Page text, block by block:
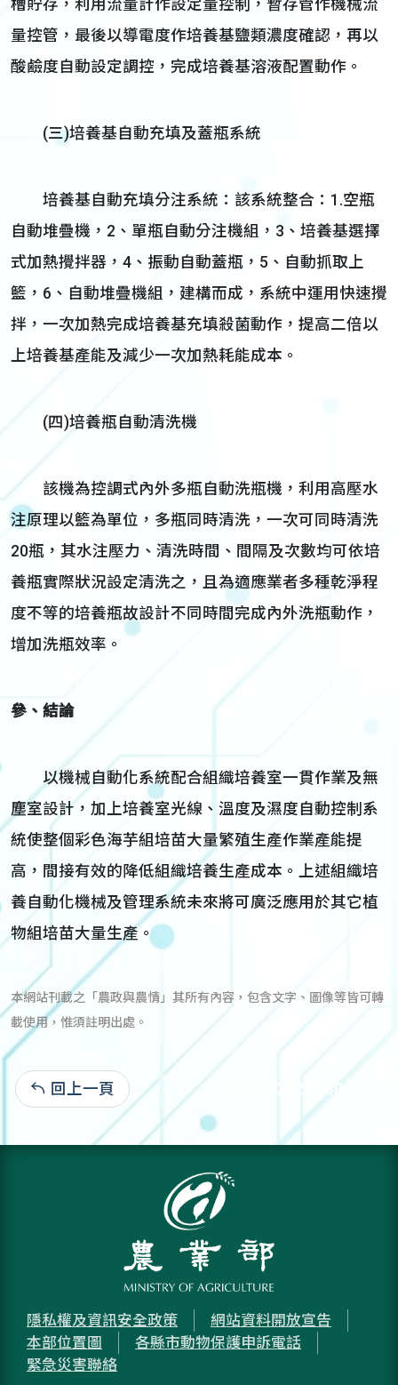
槽貯存，利用流量計作設定量控制，暫存管作機械流
量控管，最後以導電度作培養基鹽類濃度確認，再以
酸鹼度自動設定調控，完成培養基溶液配置動作。
(三)培養基自動充填及蓋瓶系統
培養基自動充填分注系統：該系統整合：1.空瓶
自動堆疊機，2、單瓶自動分注機組，3、培養基選擇
式加熱攪拌器，4、振動自動蓋瓶，5、自動抓取上
籃，6、自動堆疊機組，建構而成，系統中運用快速攪
拌，一次加熱完成培養基充填殺菌動作，提高二倍以
上培養基產能及減少一次加熱耗能成本。
(四)培養瓶自動清洗機
該機為控調式內外多瓶自動洗瓶機，利用高壓水
注原理以籃為單位，多瓶同時清洗，一次可同時清洗
20瓶，其水注壓力、清洗時間、間隔及次數均可依培
養瓶實際狀況設定清洗之，且為適應業者多種乾淨程
度不等的培養瓶故設計不同時間完成內外洗瓶動作，
增加洗瓶效率。
參、結論
以機械自動化系統配合組織培養室一貫作業及無
塵室設計，加上培養室光線、溫度及濕度自動控制系
統使整個彩色海芋組培苗大量繁殖生產作業產能提
高，間接有效的降低組織培養生產成本。上述組織培
養自動化機械及管理系統未來將可廣泛應用於其它植
物組培苗大量生產。
本網站刊載之「農政與農情」其所有內容，包含文字、圖像等皆可轉
載使用，惟須註明出處。
回上一頁 94-03-01:21,230
隱私權及資訊安全政策
網站資料開放宣告
本部位置圖
各縣市動物保護申訴電話
緊急災害聯絡